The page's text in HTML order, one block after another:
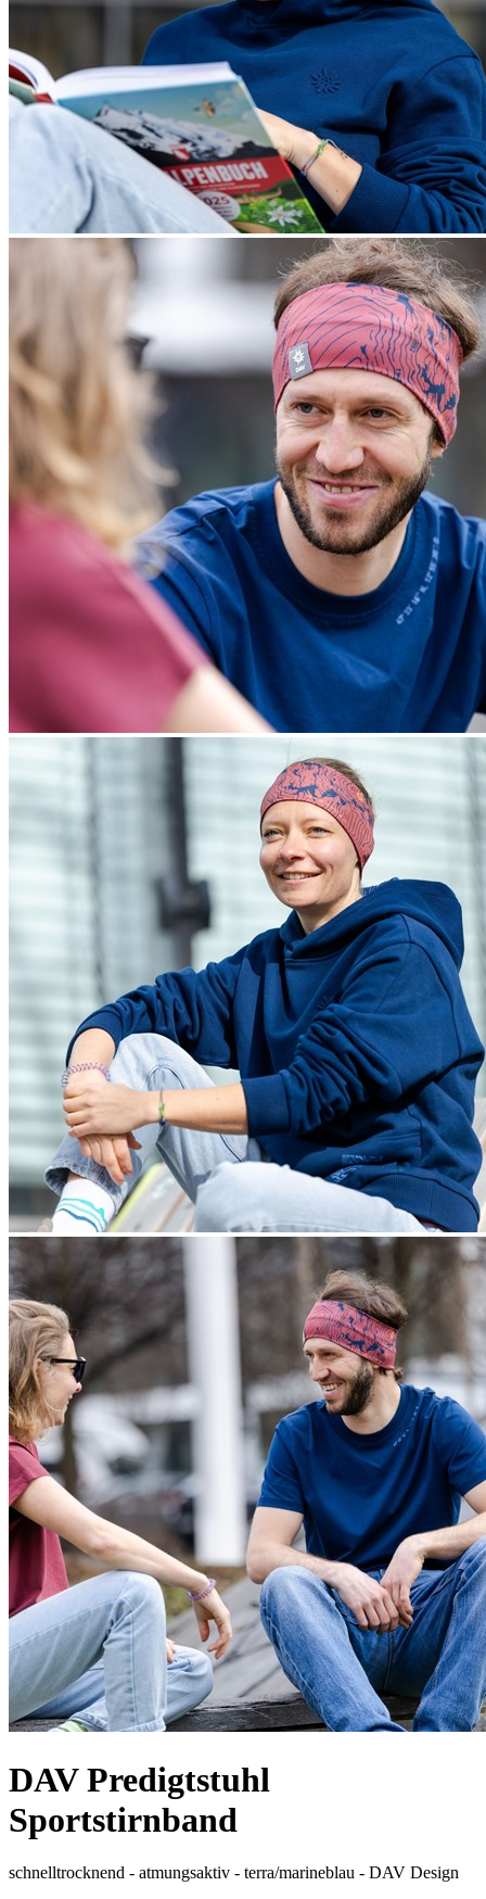
DAV Predigtstuhl
Sportstirnband
schnelltrocknend - atmungsaktiv - terra/marineblau - DAV Design